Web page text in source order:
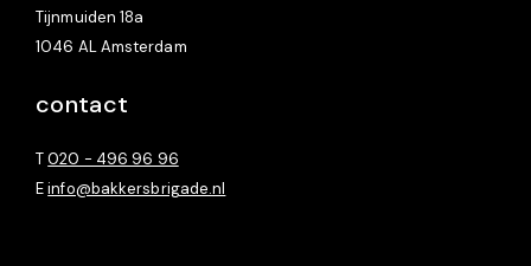
Tijnmuiden 18a
1046 AL Amsterdam
contact
T020 - 496 96 96
Einfo@bakkersbrigade.nl